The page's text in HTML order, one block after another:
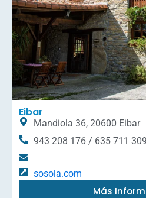
Eibar
Mandiola 36, 20600 Eibar
943 208 176 / 635 711 309
sosola.com
Más